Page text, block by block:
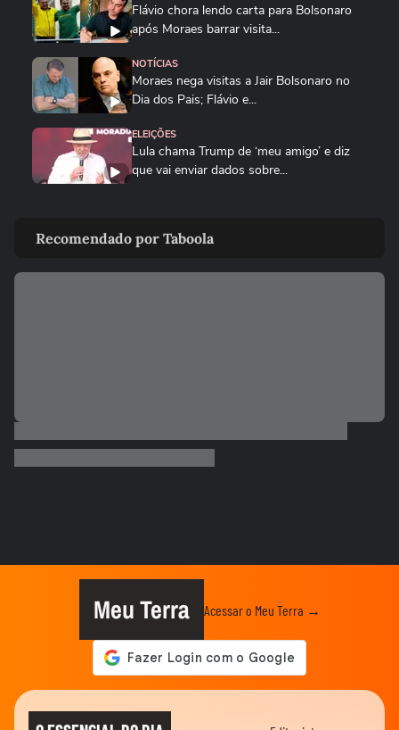
Flávio chora lendo carta para Bolsonaro
após Moraes barrar visita...
NOTÍCIAS
Moraes nega visitas a Jair Bolsonaro no
Dia dos Pais; Flávio e...
ELEIÇÕES
Lula chama Trump de ‘meu amigo’ e diz
que vai enviar dados sobre...
que Discord seja banido do...
ELEIÇÕES
Gaspar como vice foi...
Flávio Bolsonaro diz que teve filhas para
cuidarem dele quando for...
‘Estarei como para-choque na retaguarda’,
Recomendado por Taboola
Meu Terra Acessar o Meu Terra →